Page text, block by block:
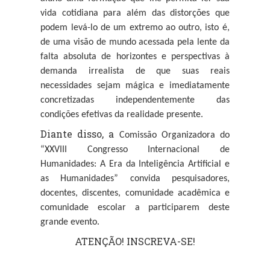
vida cotidiana para além das distorções que
podem levá-lo de um extremo ao outro, isto é,
de uma visão de mundo acessada pela lente da
falta absoluta de horizontes e perspectivas à
demanda irrealista de que suas reais
necessidades sejam mágica e imediatamente
concretizadas independentemente das
condições efetivas da realidade presente.
Diante disso, a Comissão Organizadora do
“XXVIII Congresso Internacional de
Humanidades: A Era da Inteligência Artificial e
as Humanidades” convida pesquisadores,
docentes, discentes, comunidade acadêmica e
comunidade escolar a participarem deste
grande evento.
ATENÇÃO! INSCREVA-SE!